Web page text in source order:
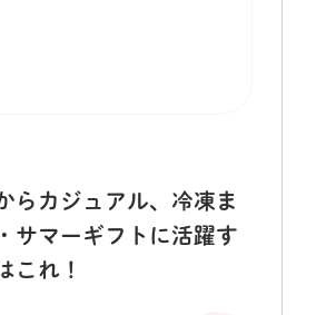
らカジュアル、冷凍ま
サマーギフトに活躍す
これ！